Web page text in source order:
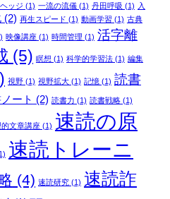
ッジ (1) 一流の流儀(1) 丹田呼吸 (1) 入
(2) 再生スピード (1) 動画学習 (1) 古典
映像講座(1) 時間管理 (1) 活字離
(5) 瞑想 (1) 科学的学習法(1) 編集
視野(1) 視野拡大(1) 記憶(1) 読書
ート (2) 読書力 (1) 読書戦略(1)
的文章講座(1) 速読の原
速読トレーニ
(4) 速読研究(1) 速読詐